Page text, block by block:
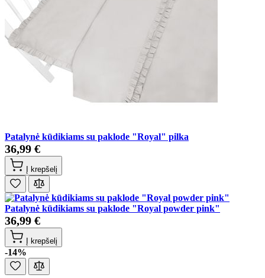
Patalynė kūdikiams su paklode "Royal" pilka
36,99 €
Į krepšelį
Patalynė kūdikiams su paklode "Royal powder pink"
36,99 €
Į krepšelį
-14%